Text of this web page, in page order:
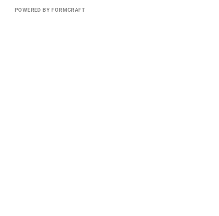
POWERED BY FORMCRAFT